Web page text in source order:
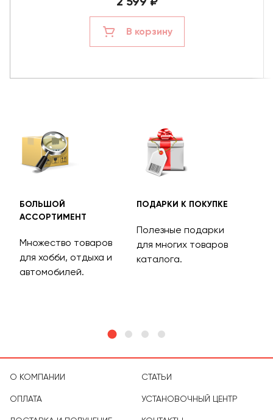
В корзину
БОЛЬШОЙ
АССОРТИМЕНТ
Множество товаров
для хобби, отдыха и
автомобилей.
ПОДАРКИ К ПОКУПКЕ
Полезные подарки
для многих товаров
каталога.
О КОМПАНИИ
ОПЛАТА
СТАТЬИ
УСТАНОВОЧНЫЙ ЦЕНТР